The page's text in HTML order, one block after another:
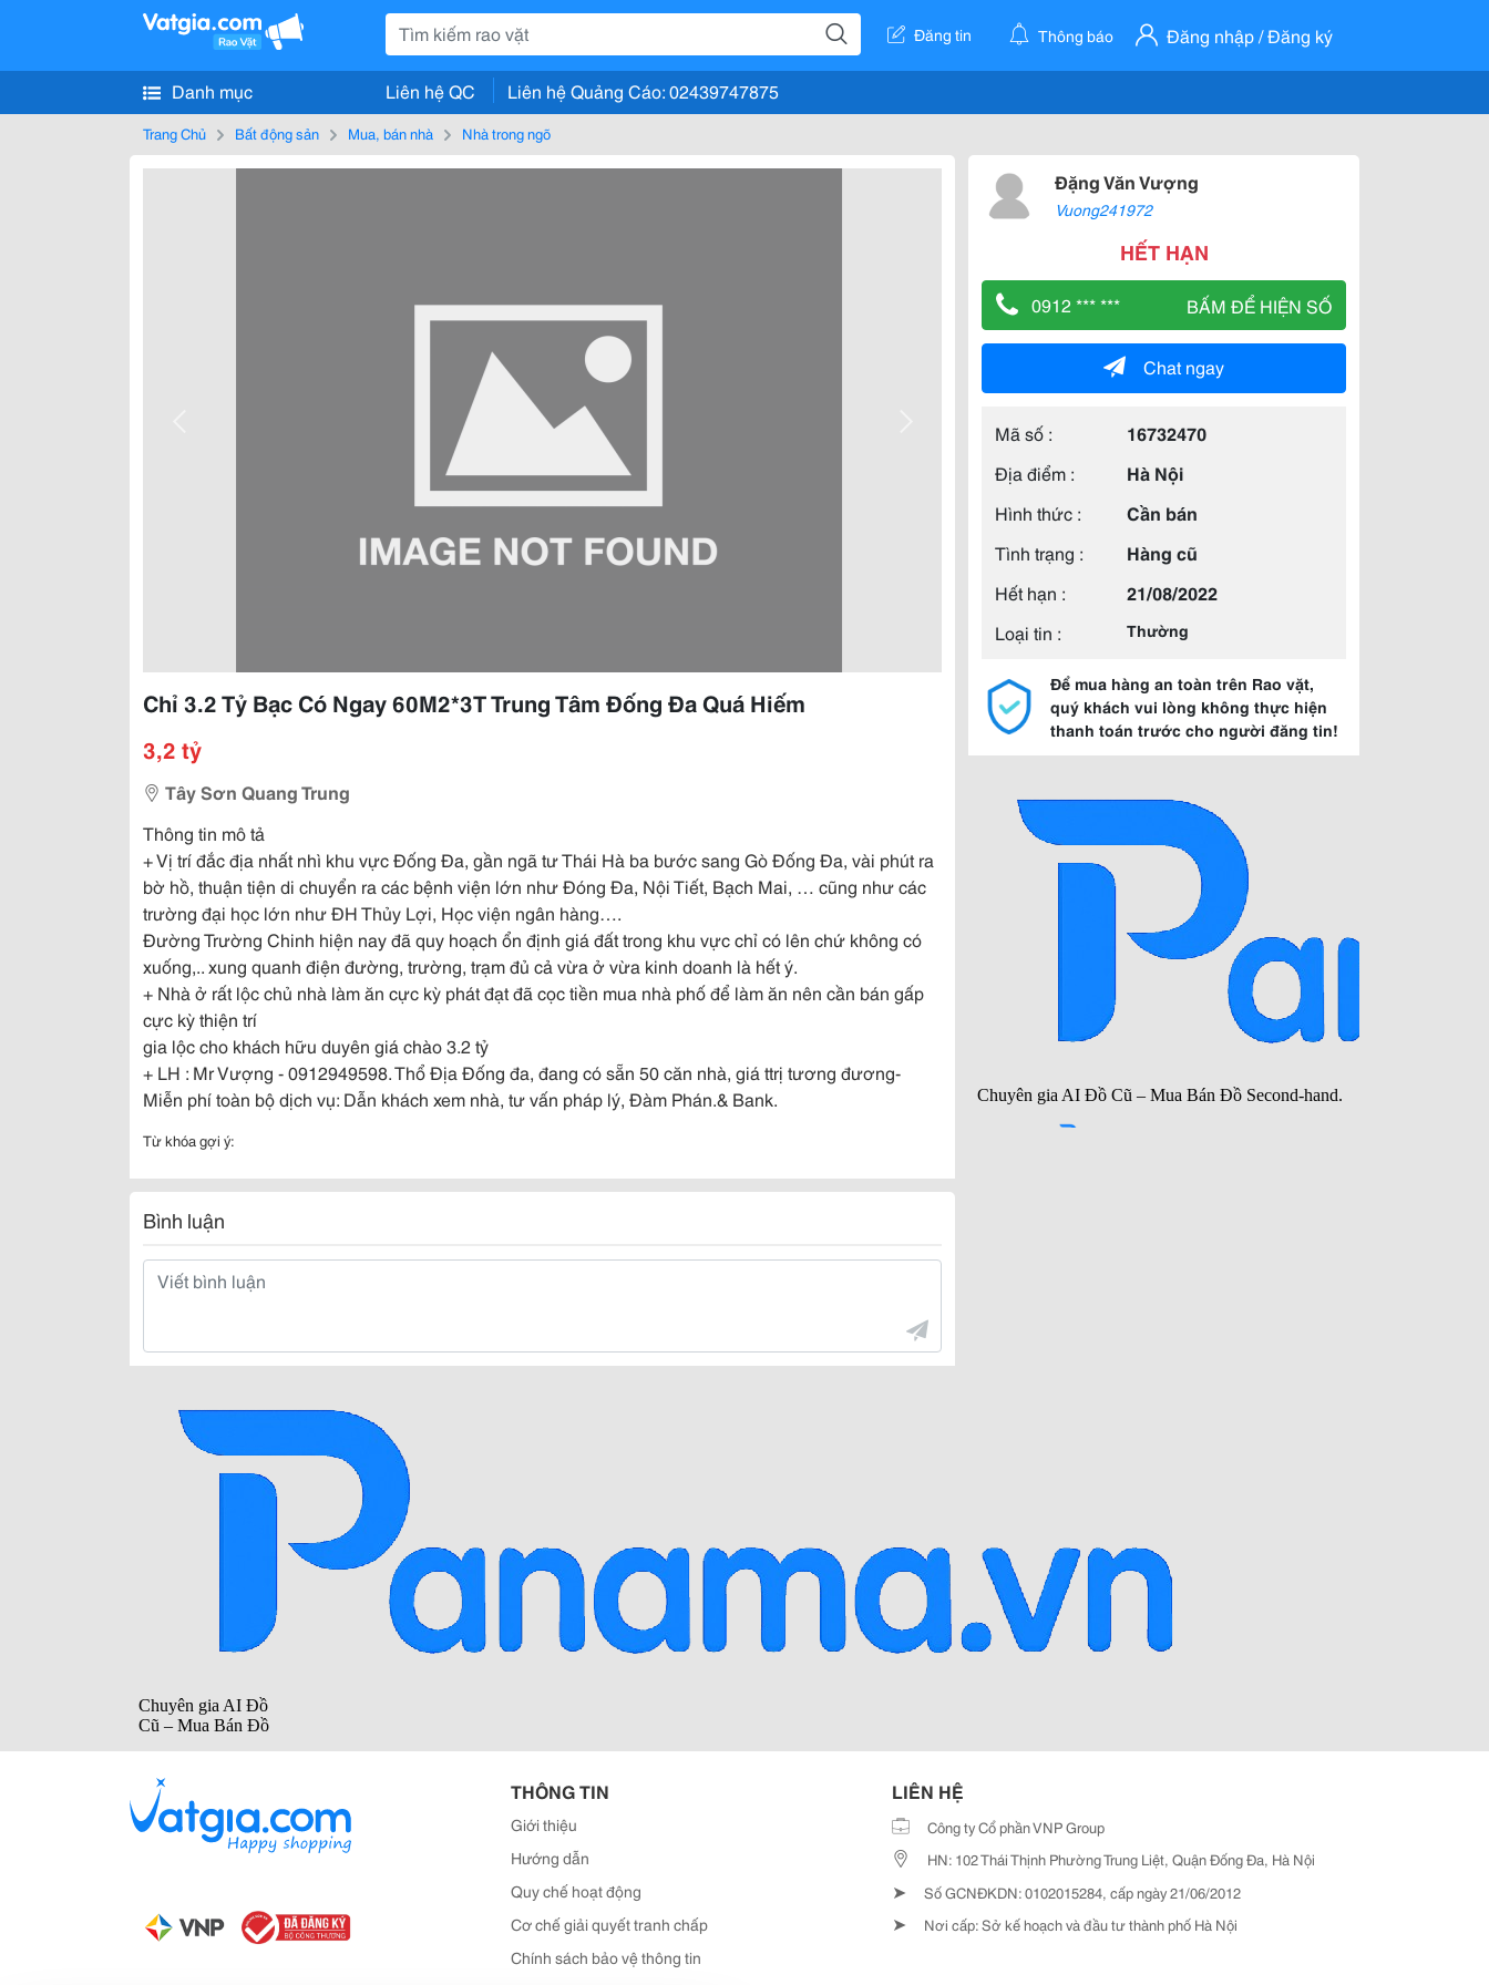
Đăng tin Thông báo Đăng nhập / Đăng ký
Danh mục Liên hệ QC Liên hệ Quảng Cáo: 02439747875
Trang Chủ Bất động sản Mua, bán nhà Nhà trong ngõ
Chỉ 3.2 Tỷ Bạc Có Ngay 60M2*3T Trung Tâm Đống Đa Quá Hiếm
3,2 tỷ
Tây Sơn Quang Trung
Thông tin mô tả
+ Vị trí đắc địa nhất nhì khu vực Đống Đa, gần ngã tư Thái Hà ba bước sang Gò Đống Đa, vài phút ra
bờ hồ, thuận tiện di chuyển ra các bệnh viện lớn như Đóng Đa, Nội Tiết, Bạch Mai, … cũng như các
trường đại học lớn như ĐH Thủy Lợi, Học viện ngân hàng….
Đường Trường Chinh hiện nay đã quy hoạch ổn định giá đất trong khu vực chỉ có lên chứ không có
xuống,.. xung quanh điện đường, trường, trạm đủ cả vừa ở vừa kinh doanh là hết ý.
+ Nhà ở rất lộc chủ nhà làm ăn cực kỳ phát đạt đã cọc tiền mua nhà phố để làm ăn nên cần bán gấp
cực kỳ thiện trí
gia lộc cho khách hữu duyên giá chào 3.2 tỷ
+ LH : Mr Vượng - 0912949598. Thổ Địa Đống đa, đang có sẵn 50 căn nhà, giá ttrị tương đương-
Miễn phí toàn bộ dịch vụ: Dẫn khách xem nhà, tư vấn pháp lý, Đàm Phán.& Bank.
Từ khóa gợi ý:
Bình luận
Đặng Văn Vượng
Vuong241972
HẾT HẠN
0912 *** *** BẤM ĐỂ HIỆN SỐ
Chat ngay
Mã số :
16732470
Địa điểm :
Hà Nội
Hình thức :
Cần bán
Tình trạng :
Hàng cũ
Hết hạn :
21/08/2022
Loại tin :
Thường
Để mua hàng an toàn trên Rao vặt,
quý khách vui lòng không thực hiện
thanh toán trước cho người đăng tin!
THÔNG TIN
Giới thiệu
Hướng dẫn
Quy chế hoạt động
Cơ chế giải quyết tranh chấp
Chính sách bảo vệ thông tin
LIÊN HỆ
Công ty Cổ phần VNP Group
HN: 102 Thái Thịnh Phường Trung Liệt, Quận Đống Đa, Hà Nội
➤ Số GCNĐKDN: 0102015284, cấp ngày 21/06/2012
➤ Nơi cấp: Sở kế hoạch và đầu tư thành phố Hà Nội